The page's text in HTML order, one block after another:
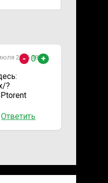
2026 18:17
?
Ответить
- 0 +